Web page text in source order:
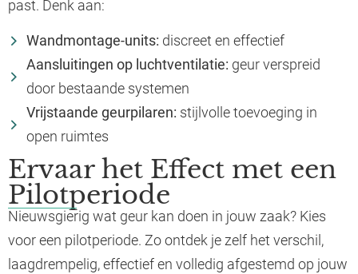
past. Denk aan:
Wandmontage-units: discreet en effectief
Aansluitingen op luchtventilatie: geur verspreid
door bestaande systemen
Vrijstaande geurpilaren: stijlvolle toevoeging in
open ruimtes
Ervaar het Effect met een
Pilotperiode
Nieuwsgierig wat geur kan doen in jouw zaak? Kies
voor een pilotperiode. Zo ontdek je zelf het verschil,
laagdrempelig, effectief en volledig afgestemd op jouw